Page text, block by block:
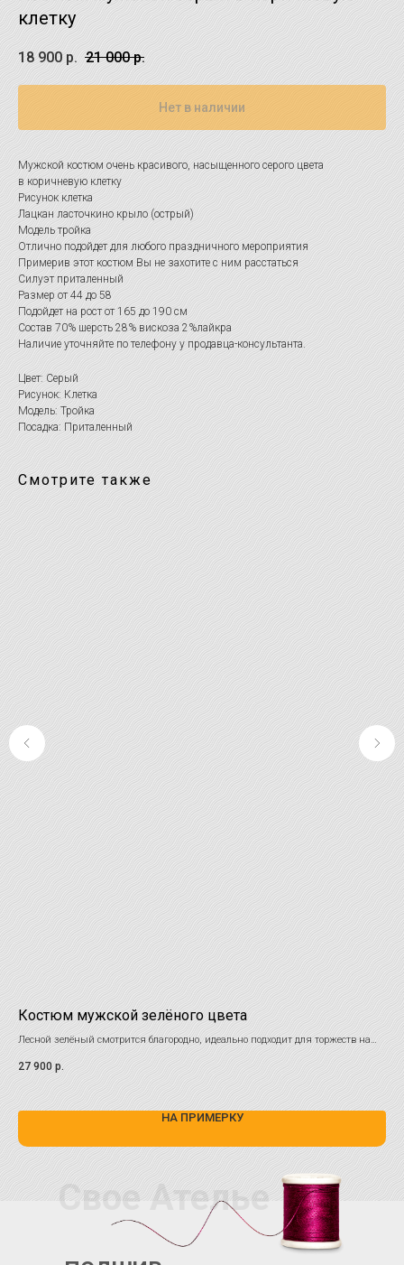
клетку
18 900 р. 21 000 р.
Нет в наличии
Мужской костюм очень красивого, насыщенного серого цвета
в коричневую клетку
Рисунок клетка
Лацкан ласточкино крыло (острый)
Модель тройка
Отлично подойдет для любого праздничного мероприятия
Примерив этот костюм Вы не захотите с ним расстаться
Силуэт приталенный
Размер от 44 до 58
Подойдет на рост от 165 до 190 см
Состав 70% шерсть 28% вискоза 2%лайкра
Наличие уточняйте по телефону у продавца-консультанта.
Цвет: Серый
Рисунок: Клетка
Модель: Тройка
Посадка: Приталенный
Смотрите также
Костюм мужской зелёного цвета
Лесной зелёный смотрится благородно, идеально подходит для торжеств на
открытом воздухе. Именно такой оттенок популярен в свадебной моде 2026!
Акцентные пуговицы добавляют изюминку.
27 900 р.
НА ПРИМЕРКУ
25
Свое Ателье